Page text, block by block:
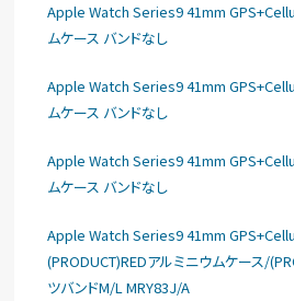
Apple Watch Series9 41mm
ムケース バンドなし
Apple Watch Series9 41mm
ムケース バンドなし
Apple Watch Series9 41mm
ムケース バンドなし
Apple Watch Series9 41mm
(PRODUCT)REDアルミニウムケース/
ツバンドM/L MRY83J/A